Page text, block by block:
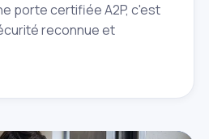
porte certifiée A2P, c'est
reconnue et